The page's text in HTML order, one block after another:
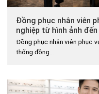
Đồng phục nhân viên
nghiệp từ hình ảnh đến
Đồng phục nhân viên phục
thống đồng...